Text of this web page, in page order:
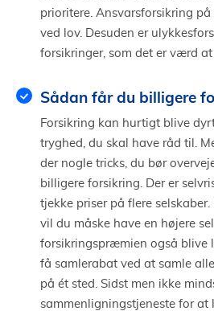
prioritere. Ansvarsforsikring
ved lov. Desuden er
forsikringer, som det er værd at
Sådan får du billigere
Forsikring kan hurtigt blive
tryghed, du skal have råd til.
der nogle tricks, du bør
billigere forsikring. Der er
tjekke priser på flere
vil du måske have en højere
forsikringspræmien også blive
få samlerabat ved at samle
på ét sted. Sidst men ikke
sammenligningstjeneste for at